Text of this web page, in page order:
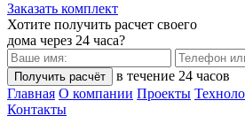
Заказать комплект
Хотите получить расчет своего
дома через 24 часа?
в течение 24 часов
Главная О компании Проекты
Контакты